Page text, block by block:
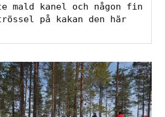
mald kanel och någon fin
på kakan den här